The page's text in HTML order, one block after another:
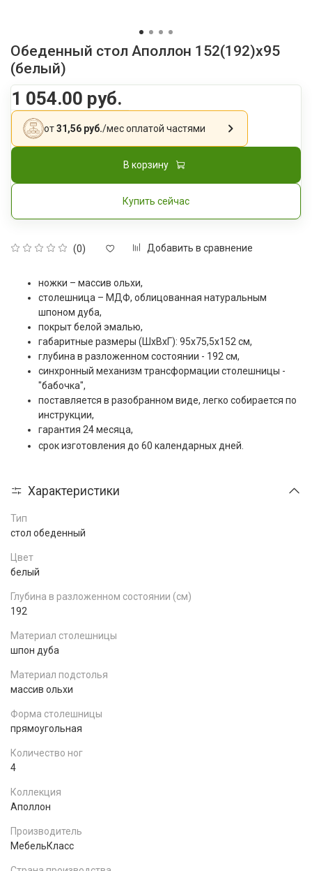
Обеденный стол Аполлон 152(192)x95
(белый)
(0) Добавить в сравнение
1 054.00 руб.
от31,56 руб./месоплатой частями
В корзину
Купить сейчас
ножки – массив ольхи,
столешница – МДФ, облицованная натуральным
шпоном дуба,
покрыт белой эмалью,
габаритные размеры (ШxВxГ): 95х75,5х152 см,
глубина в разложенном состоянии - 192 см,
синхронный механизм трансформации столешницы -
"бабочка",
поставляется в разобранном виде, легко собирается по
инструкции,
гарантия 24 месяца,
срок изготовления до 60 календарных дней.
Характеристики
Тип
стол обеденный
Цвет
белый
Глубина в разложенном состоянии (см)
192
Материал столешницы
шпон дуба
Материал подстолья
массив ольхи
Форма столешницы
прямоугольная
Количество ног
4
Коллекция
Аполлон
Производитель
МебельКласс